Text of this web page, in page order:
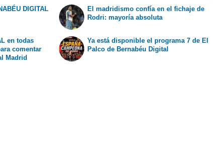
DIGITAL
en todas
comentar
Madrid
El madridismo confía en el fichaje de
Rodri: mayoría absoluta
Ya está disponible el programa 7 de El
Palco de Bernabéu Digital